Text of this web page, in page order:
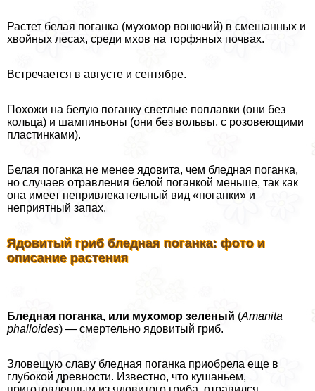
Растет белая поганка (мухомор вонючий) в смешанных и
хвойных лесах, среди мхов на торфяных почвах.
Встречается в августе и сентябре.
Похожи на белую поганку светлые поплавки (они без
кольца) и шампиньоны (они без вольвы, с розовеющими
пластинками).
Белая поганка не менее ядовита, чем бледная поганка,
но случаев отравления белой поганкой меньше, так как
она имеет непривлекательный вид «поганки» и
неприятный запах.
Ядовитый гриб бледная поганка: фото и
описание растения
Бледная поганка, или мухомор зеленый (Amanita
phalloides) — cмepтельно ядовитый гриб.
Зловещую славу бледная поганка приобрела еще в
глубокой древности. Известно, что кушаньем,